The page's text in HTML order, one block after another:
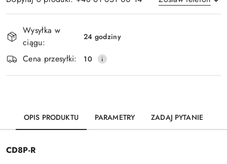
i
dostawa
Wysyłka w
ciągu:
24 godziny
Cena przesyłki: 10
OPIS PRODUKTU PARAMETRY ZADAJ PYTANIE
CD8P-R